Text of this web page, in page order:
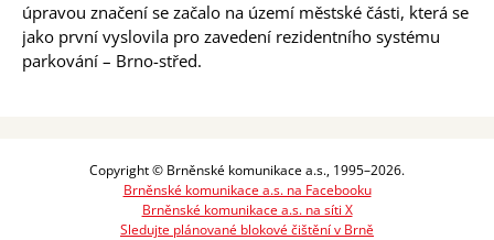
úpravou značení se začalo na území městské části, která se
jako první vyslovila pro zavedení rezidentního systému
parkování – Brno-střed.
Copyright © Brněnské komunikace a.s., 1995–2026.
Brněnské komunikace a.s. na Facebooku
Brněnské komunikace a.s. na síti X
Sledujte plánované blokové čištění v Brně